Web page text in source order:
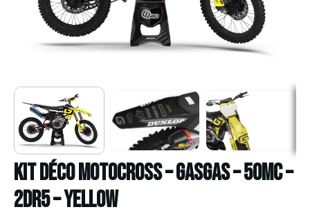
Kit déco Motocross – GASGAS – 50MC –
2DR5 – YELLOW